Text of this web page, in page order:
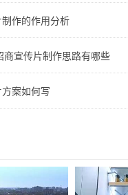
作的作用分析
商宣传片制作思路有哪些
案如何写